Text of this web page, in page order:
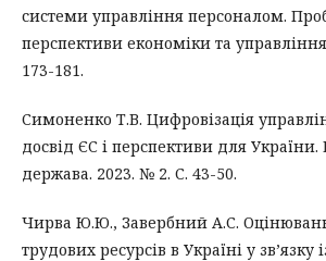
системи управління персоналом.
перспективи економіки та
173-181.
Симоненко Т.В. Цифровізація
досвід ЄС і перспективи для України.
держава. 2023. № 2. С. 43-50.
Чирва Ю.Ю., Завербний А.С.
трудових ресурсів в Україні у